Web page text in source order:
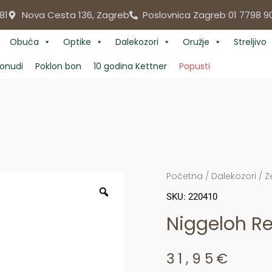
Nova Cesta 136, Zagreb Poslovnica Zagreb 01 7798
Obuća Optike Dalekozori Oružje Streljivo
Poklon bon 10 godina Kettner Popusti
Početna / Dalekozori /
SKU: 220410
Niggeloh
31,95 €